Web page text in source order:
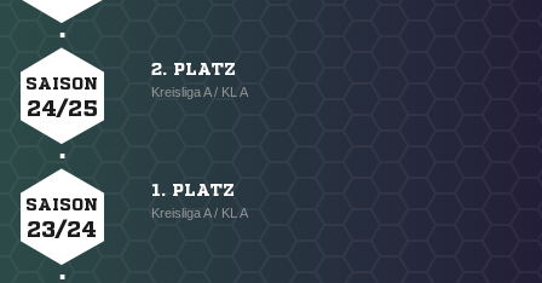
SAISON
24/25
2. PLATZ
Kreisliga A / KL A
SAISON
23/24
1. PLATZ
Kreisliga A / KL A